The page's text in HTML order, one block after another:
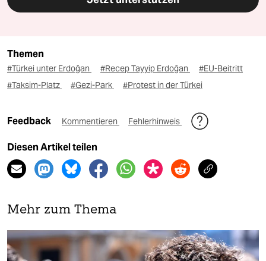
Themen
#Türkei unter Erdoğan #Recep Tayyip Erdoğan
#EU-Beitritt
#Taksim-Platz
#Gezi-Park #Protest in der Türkei
Feedback Kommentieren Fehlerhinweis
Diesen Artikel teilen
Mehr zum Thema